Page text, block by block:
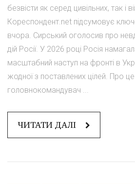
безвісти як серед цивільних, так і
Кореспондент.net підсумовує
вчора. Сирський оголосив про
дій Росії. У 2026 році Росія
масштабний наступ на фронті в
жодної з поставлених цілей. Про
головнокомандувач ...
ЧИТАТИ ДАЛІ